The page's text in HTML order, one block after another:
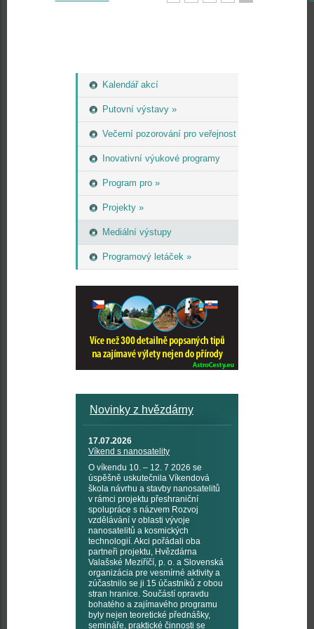
Kalendář akcí
Putovní výstavy »
Večerní pozorování pro veřejnost
Inovativní výukové programy
Program pro »
Projekty »
Mediální výstupy
Programový letáček »
Novinky z hvězdárny
17.07.2026
Víkend s nanosatelity
O víkendu 10. – 12. 7 2026 se
úspěšně uskutečnila Víkendová
škola návrhu a stavby nanosatelitů
v rámci projektu přeshraniční
spolupráce s názvem Rozvoj
vzdělávání v oblasti vývoje
nanosatelitů a kosmických
technologií. Akci pořádali oba
partneři projektu, Hvězdárna
Valašské Meziříčí, p. o. a Slovenská
organizácia pre vesmírné aktivity a
zúčastnilo se ji 15 účastníků z obou
stran hranice. Součástí opravdu
bohatého a zajímavého programu
byly nejen teoretické přednášky,
semináře, praktické činnosti se